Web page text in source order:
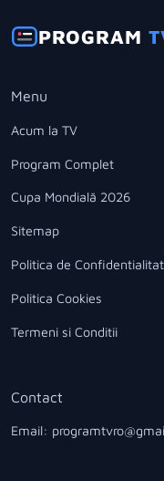
PROGRAM
Menu
Acum la TV
Program Complet
Cupa Mondială 2026
Sitemap
Politica de
Politica Cookies
Termeni si Conditii
Contact
Email: